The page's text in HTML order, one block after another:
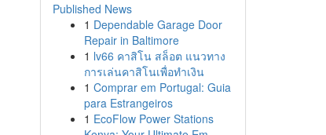
Published News
1 Dependable Garage Door
Repair in Baltimore
1 lv66 คาสิโน สล็อต แนวทาง
การเล่นคาสิโนเพื่อทำเงิน
1 Comprar em Portugal: Guia
para Estrangeiros
1 EcoFlow Power Stations